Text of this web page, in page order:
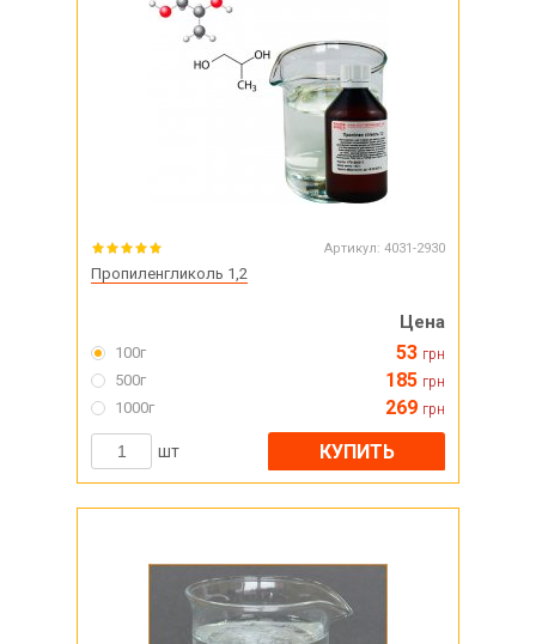
Артикул: 4031-2930
Пропиленгликоль 1,2
Цена
100г 53 грн
500г 185 грн
1000г 269 грн
шт КУПИТЬ